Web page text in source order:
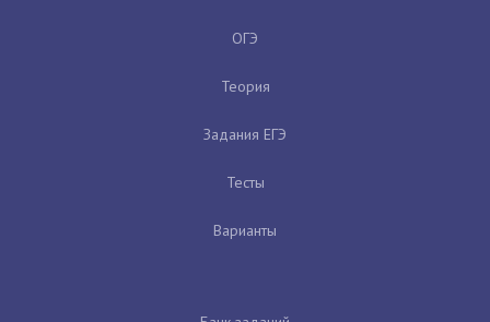
ОГЭ
Теория
Задания ЕГЭ
Тесты
Варианты